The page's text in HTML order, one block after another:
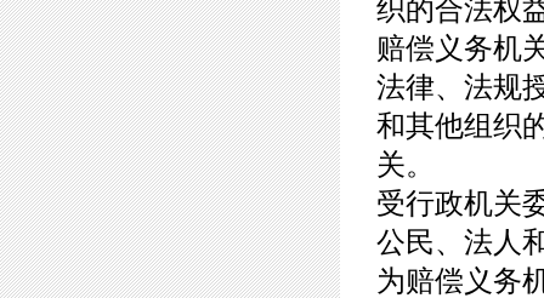
织的合法权
赔偿义务机
法律、法规
和其他组织
关。
受行政机关
公民、法人
为赔偿义务